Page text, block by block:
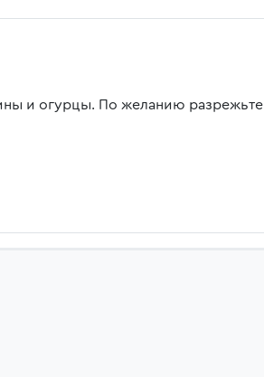
и огурцы. По желанию разрежьте